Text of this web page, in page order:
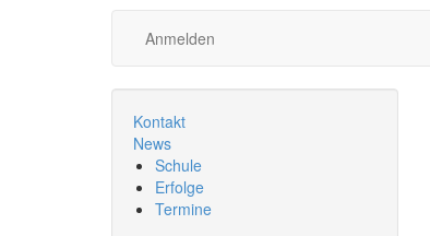
Anmelden
Kontakt
News
Schule
Erfolge
Termine